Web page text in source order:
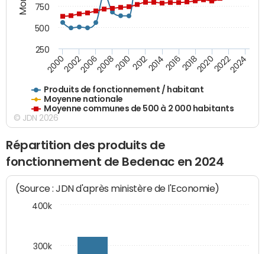
Produits de fonctionnement / habitant
Moyenne nationale
Moyenne communes de 500 à 2 000 habitants
200020022006200820102012201420162018202020222024
250
500
750
© JDN 2026
Répartition des produits de
fonctionnement de Bedenac en 2024
(Source : JDN d'après ministère de l'Economie)
300k
400k